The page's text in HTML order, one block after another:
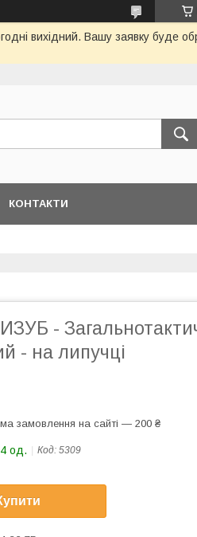
вихідний. Вашу заявку буде
КОНТАКТИ
-
- на липучці
замовлення на сайті — 200 ₴
од. Код: 5309